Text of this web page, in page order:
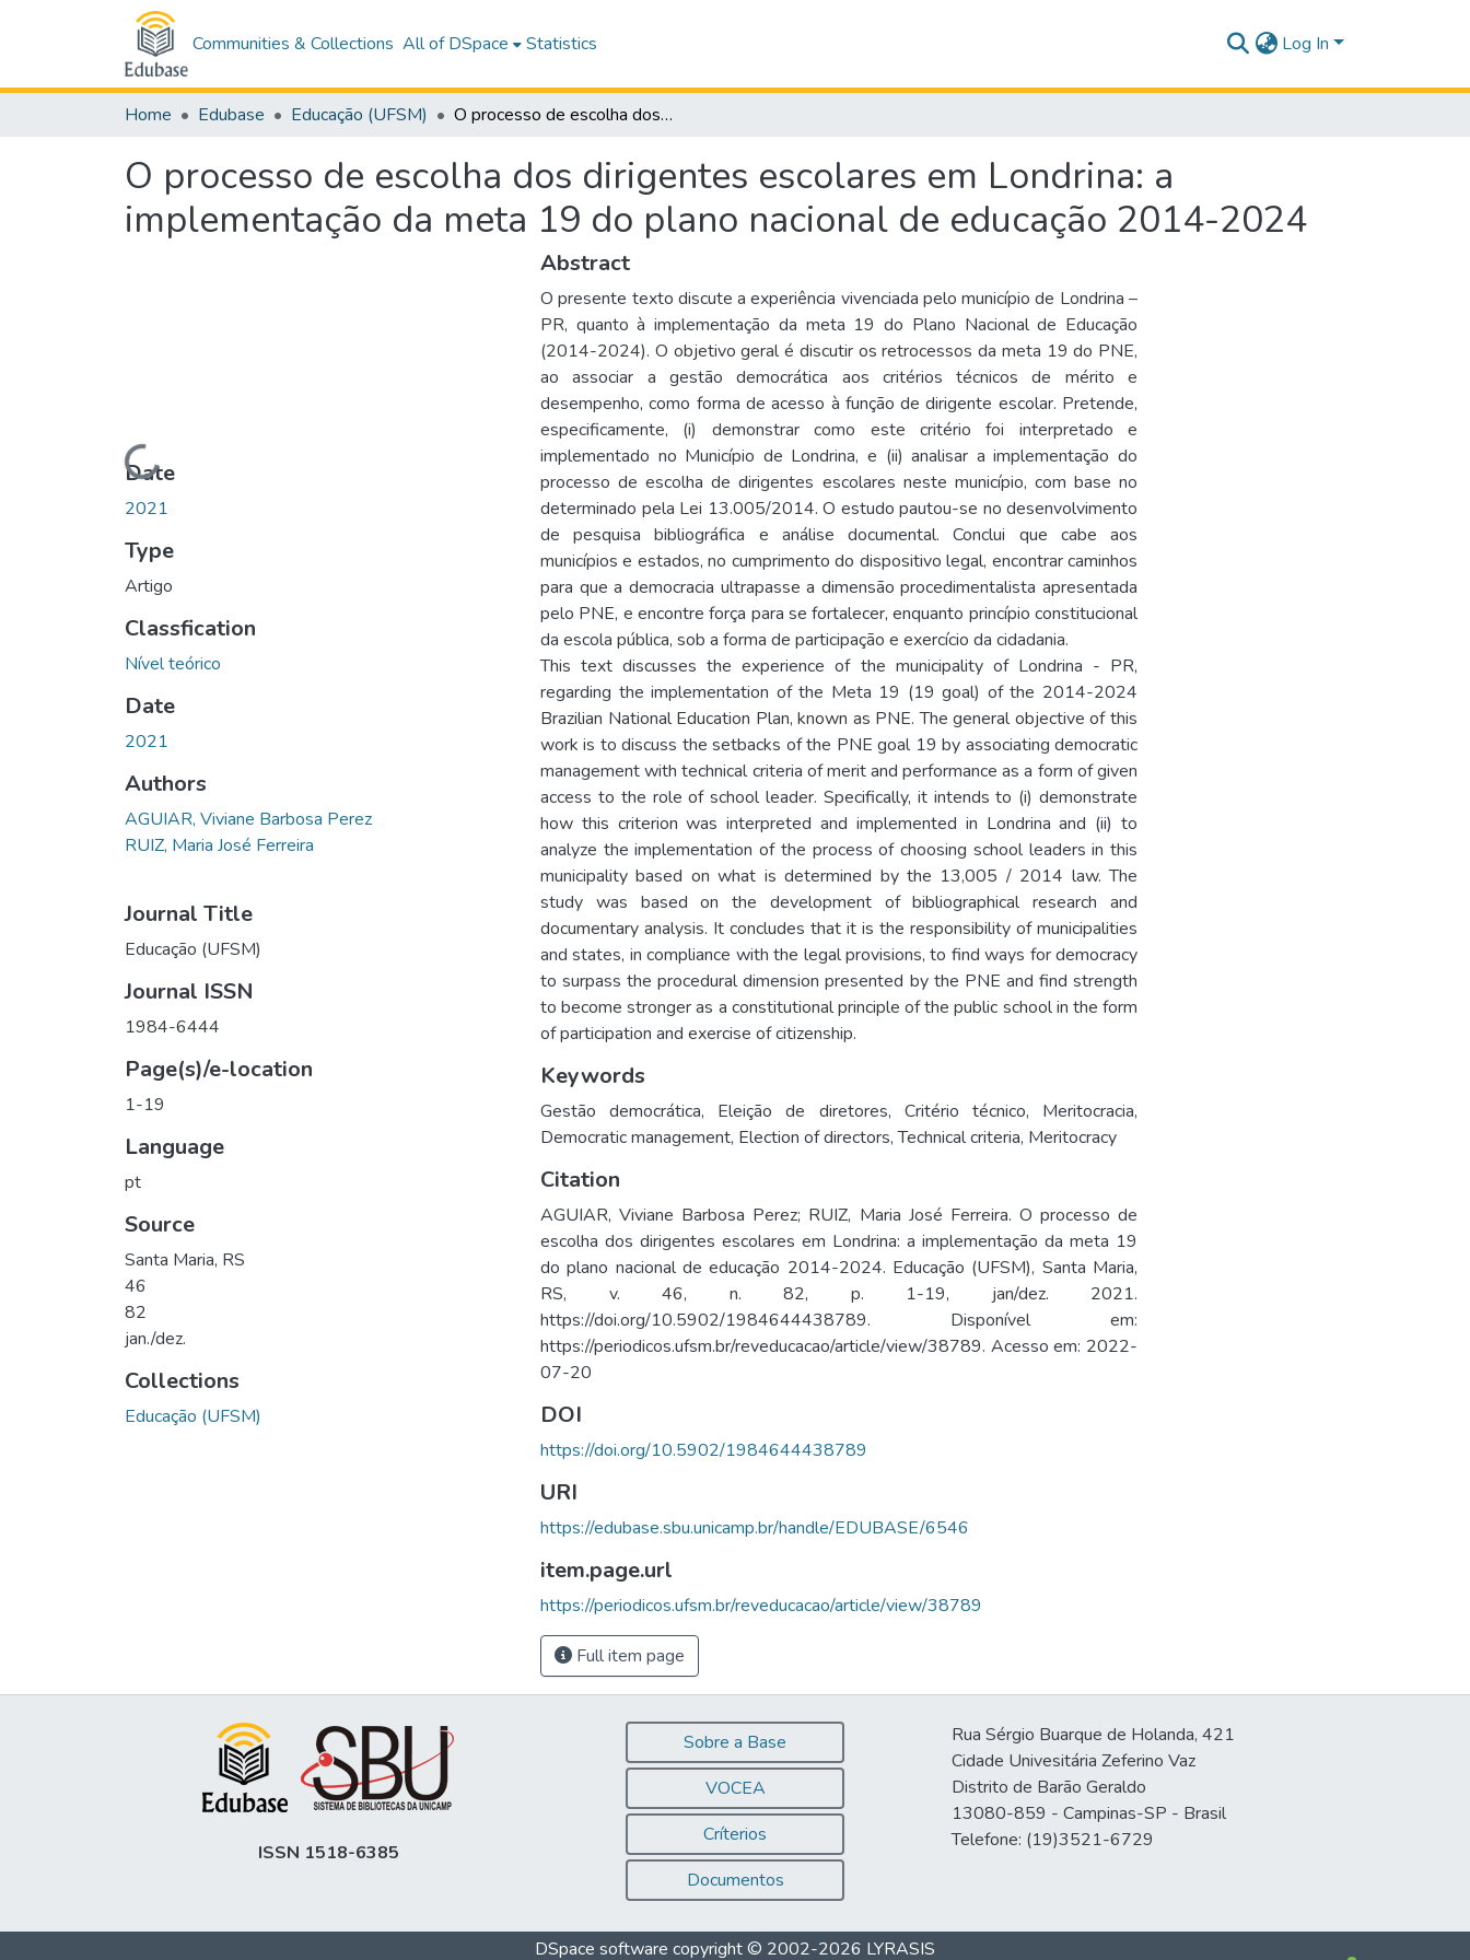
Communities & Collections All of DSpace Statistics Log In
Home Edubase Educação (UFSM) O processo de escolha dos dirigentes escolares em Londrina: a implementação da meta 19 do plano nacional de educação 2014-2024
O processo de escolha dos dirigentes escolares em Londrina: a
implementação da meta 19 do plano nacional de educação 2014-2024
Loading...
Date
2021
Type
Artigo
Classfication
Nível teórico
Date
2021
Authors
AGUIAR, Viviane Barbosa Perez
RUIZ, Maria José Ferreira
Journal Title
Educação (UFSM)
Journal ISSN
1984-6444
Page(s)/e-location
1-19
Language
pt
Source
Santa Maria, RS
46
82
jan./dez.
Collections
Educação (UFSM)
Abstract
O presente texto discute a experiência vivenciada pelo município de Londrina –
PR, quanto à implementação da meta 19 do Plano Nacional de Educação
(2014-2024). O objetivo geral é discutir os retrocessos da meta 19 do PNE,
ao associar a gestão democrática aos critérios técnicos de mérito e
desempenho, como forma de acesso à função de dirigente escolar. Pretende,
especificamente, (i) demonstrar como este critério foi interpretado e
implementado no Município de Londrina, e (ii) analisar a implementação do
processo de escolha de dirigentes escolares neste município, com base no
determinado pela Lei 13.005/2014. O estudo pautou-se no desenvolvimento
de pesquisa bibliográfica e análise documental. Conclui que cabe aos
municípios e estados, no cumprimento do dispositivo legal, encontrar caminhos
para que a democracia ultrapasse a dimensão procedimentalista apresentada
pelo PNE, e encontre força para se fortalecer, enquanto princípio constitucional
da escola pública, sob a forma de participação e exercício da cidadania.
This text discusses the experience of the municipality of Londrina - PR,
regarding the implementation of the Meta 19 (19 goal) of the 2014-2024
Brazilian National Education Plan, known as PNE. The general objective of this
work is to discuss the setbacks of the PNE goal 19 by associating democratic
management with technical criteria of merit and performance as a form of given
access to the role of school leader. Specifically, it intends to (i) demonstrate
how this criterion was interpreted and implemented in Londrina and (ii) to
analyze the implementation of the process of choosing school leaders in this
municipality based on what is determined by the 13,005 / 2014 law. The
study was based on the development of bibliographical research and
documentary analysis. It concludes that it is the responsibility of municipalities
and states, in compliance with the legal provisions, to find ways for democracy
to surpass the procedural dimension presented by the PNE and find strength
to become stronger as a constitutional principle of the public school in the form
of participation and exercise of citizenship.
Keywords
Gestão democrática, Eleição de diretores, Critério técnico, Meritocracia,
Democratic management, Election of directors,Technical criteria, Meritocracy
Citation
AGUIAR, Viviane Barbosa Perez; RUIZ, Maria José Ferreira. O processo de
escolha dos dirigentes escolares em Londrina: a implementação da meta 19
do plano nacional de educação 2014-2024. Educação (UFSM), Santa Maria,
RS, v. 46, n. 82, p. 1-19, jan/dez. 2021.
https://doi.org/10.5902/1984644438789. Disponível em:
https://periodicos.ufsm.br/reveducacao/article/view/38789. Acesso em: 2022-
07-20
DOI
https://doi.org/10.5902/1984644438789
URI
https://edubase.sbu.unicamp.br/handle/EDUBASE/6546
item.page.url
https://periodicos.ufsm.br/reveducacao/article/view/38789
Full item page
ISSN 1518-6385
Sobre a Base
VOCEA
Críterios
Documentos
Rua Sérgio Buarque de Holanda, 421
Cidade Univesitária Zeferino Vaz
Distrito de Barão Geraldo
13080-859 - Campinas-SP - Brasil
Telefone: (19)3521-6729
DSpace software copyright © 2002-2026 LYRASIS